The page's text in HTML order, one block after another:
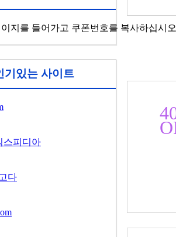
지를 들어가고 쿠폰번호를 복사하십시
기있는 사이트